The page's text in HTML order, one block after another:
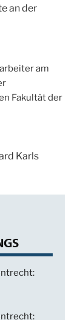
an der
am
Fakultät der
Karls